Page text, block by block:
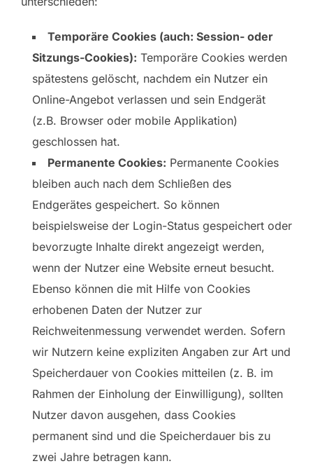
Temporäre Cookies (auch: Session- oder
Sitzungs-Cookies): Temporäre Cookies werden
spätestens gelöscht, nachdem ein Nutzer ein
Online-Angebot verlassen und sein Endgerät
(z.B. Browser oder mobile Applikation)
geschlossen hat.
Permanente Cookies: Permanente Cookies
bleiben auch nach dem Schließen des
Endgerätes gespeichert. So können
beispielsweise der Login-Status gespeichert oder
bevorzugte Inhalte direkt angezeigt werden,
wenn der Nutzer eine Website erneut besucht.
Ebenso können die mit Hilfe von Cookies
erhobenen Daten der Nutzer zur
Reichweitenmessung verwendet werden. Sofern
wir Nutzern keine expliziten Angaben zur Art und
Speicherdauer von Cookies mitteilen (z. B. im
Rahmen der Einholung der Einwilligung), sollten
Nutzer davon ausgehen, dass Cookies
permanent sind und die Speicherdauer bis zu
zwei Jahre betragen kann.